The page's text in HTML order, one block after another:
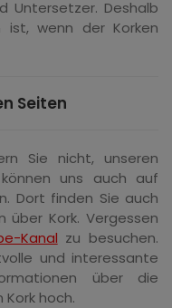
Untersetzer. Deshalb
wenn der Korken
Seiten
Sie nicht, unseren
uns auch auf
Dort finden Sie auch
Kork. Vergessen
Kanal zu besuchen.
und interessante
über die
hoch.